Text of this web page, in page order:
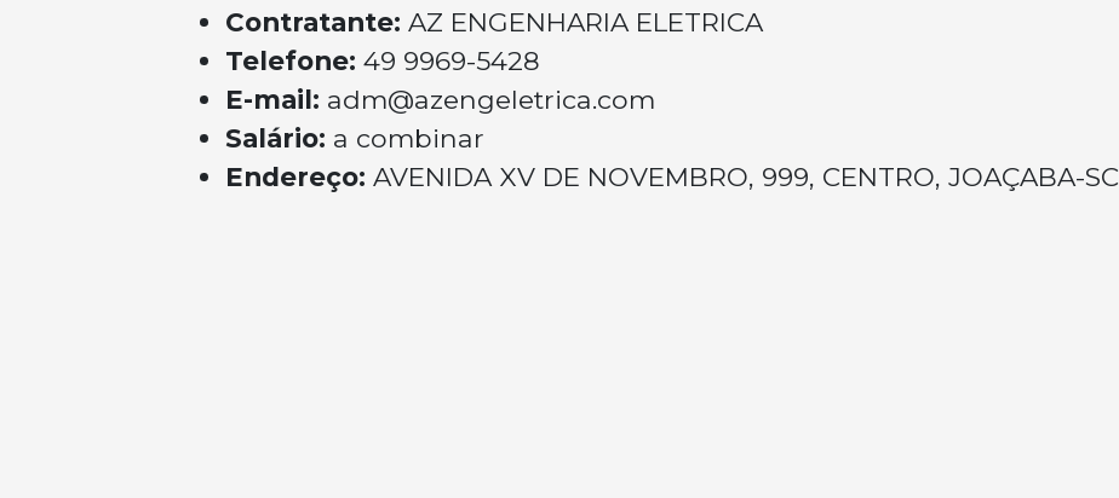
Contratante: AZ ENGENHARIA ELETRICA
Telefone: 49 9969-5428
E-mail: adm@azengeletrica.com
Salário: a combinar
Endereço: AVENIDA XV DE NOVEMBRO, 999, CENTRO, JOAÇABA-SC